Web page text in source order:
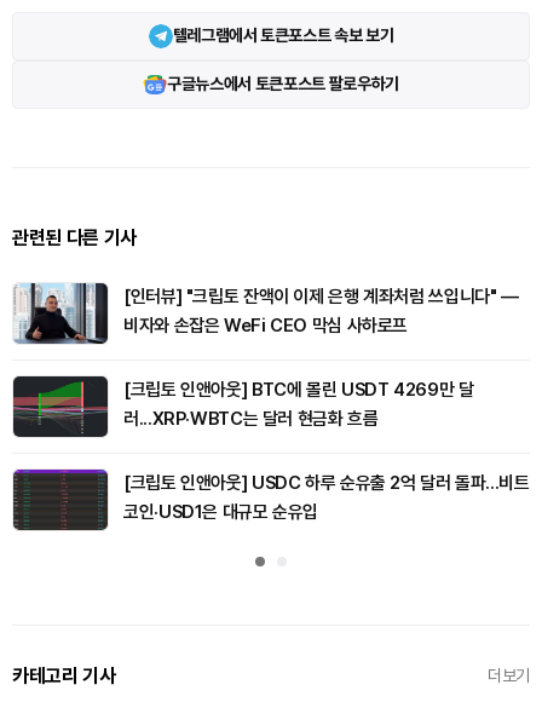
텔레그램에서 토큰포스트 속보 보기
구글뉴스에서 토큰포스트 팔로우하기
관련된 다른 기사
[인터뷰] "크립토 잔액이 이제 은행 계좌처럼 쓰입니다" —
비자와 손잡은 WeFi CEO 막심 사하로프
[크립토 인앤아웃] BTC에 몰린 USDT 4269만 달
러...XRP·WBTC는 달러 현금화 흐름
[크립토 인앤아웃] USDC 하루 순유출 2억 달러 돌파...비트
코인·USD1은 대규모 순유입
카테고리 기사 더보기